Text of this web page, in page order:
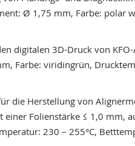
Ø 1,75 mm, Farbe: polar
digitalen 3D-Druck von
Farbe: viridingrün,
die Herstellung von
Folienstärke ≤ 1,0 mm,
230 – 255°C,